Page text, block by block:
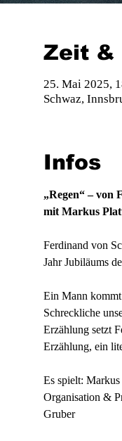
Zeit &
25. Mai 2025,
Schwaz,
Infos
„Regen“ – von
mit Markus
Ferdinand von
Jahr Jubiläums
Ein Mann kommt
Schreckliche
Erzählung setzt
Erzählung, ein
Es spielt:
Organisation &
Gruber